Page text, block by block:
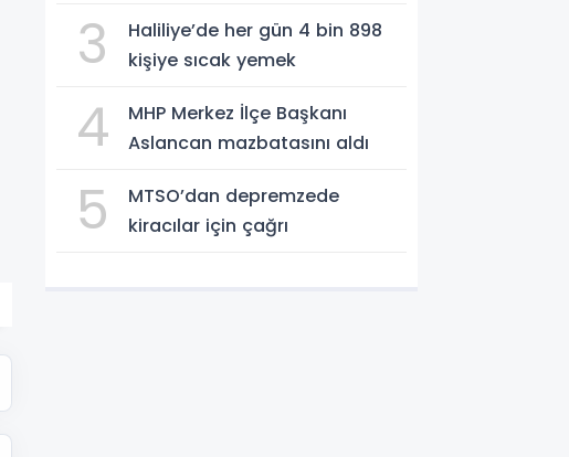
3
Haliliye’de her gün 4 bin 898
kişiye sıcak yemek
4
MHP Merkez İlçe Başkanı
Aslancan mazbatasını aldı
5
MTSO’dan depremzede
kiracılar için çağrı